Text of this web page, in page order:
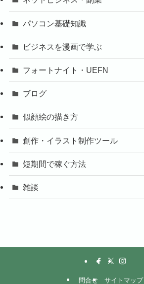
パソコン基礎知識
ビジネスを漫画で学ぶ
フォートナイト・UEFN
ブログ
似顔絵の描き方
創作・イラスト制作ツール
短期間で稼ぐ方法
雑談
問合せ サイトマップ